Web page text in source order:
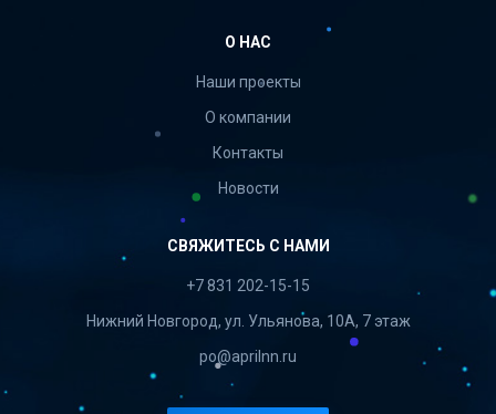
О НАС
Наши проекты
О компании
Контакты
Новости
СВЯЖИТЕСЬ С НАМИ
+7 831 202-15-15
Нижний Новгород, ул. Ульянова, 10А, 7 этаж
po@aprilnn.ru